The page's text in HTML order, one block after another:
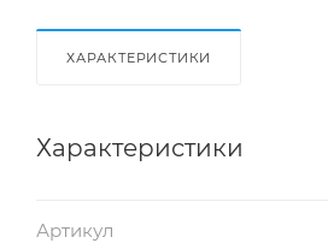
ХАРАКТЕРИСТИКИ
Характеристики
Артикул